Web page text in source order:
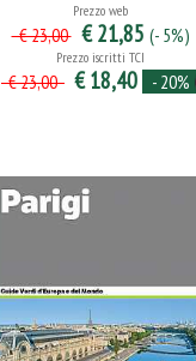
Prezzo web
€ 23,00 € 21,85 (- 5%)
Prezzo iscritti TCI
€ 23,00 € 18,40 - 20%